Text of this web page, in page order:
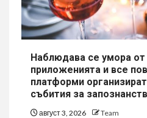
Наблюдава се умора от
приложенията и все
платформи
събития за
август 3, 2026 Team